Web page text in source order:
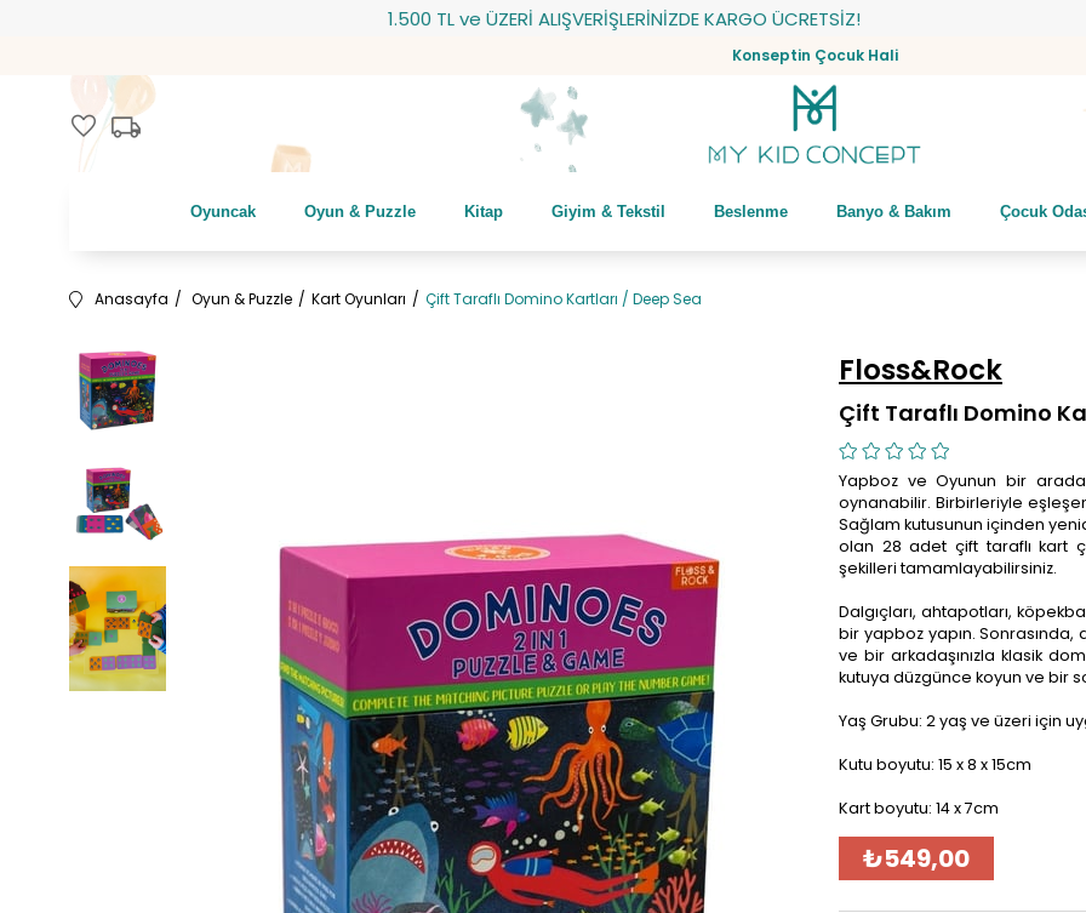
1.500 TL ve ÜZERİ ALIŞVERİŞLERİNİZDE KARGO ÜCRETSİZ!
Konseptin Çocuk Hali
favorite local_shipping
Oyuncak Oyun & Puzzle Kitap Giyim & Tekstil Beslenme Banyo & Bakım Çocuk
Anasayfa Oyun & Puzzle Kart Oyunları Çift Taraflı Domino Kartları / Deep Sea
Floss&Rock
Çift Taraflı Domino
Yapboz ve Oyunun bir
oynanabilir. Birbirleriyle
Sağlam kutusunun içinden
olan 28 adet çift taraflı kart
şekilleri tamamlayabilirsiniz.
Dalgıçları, ahtapotları,
bir yapboz yapın. Sonrasında,
ve bir arkadaşınızla klasik
kutuya düzgünce koyun ve bir
Yaş Grubu: 2 yaş ve üzeri için
Kutu boyutu: 15 x 8 x 15cm
Kart boyutu: 14 x 7cm
₺549,00